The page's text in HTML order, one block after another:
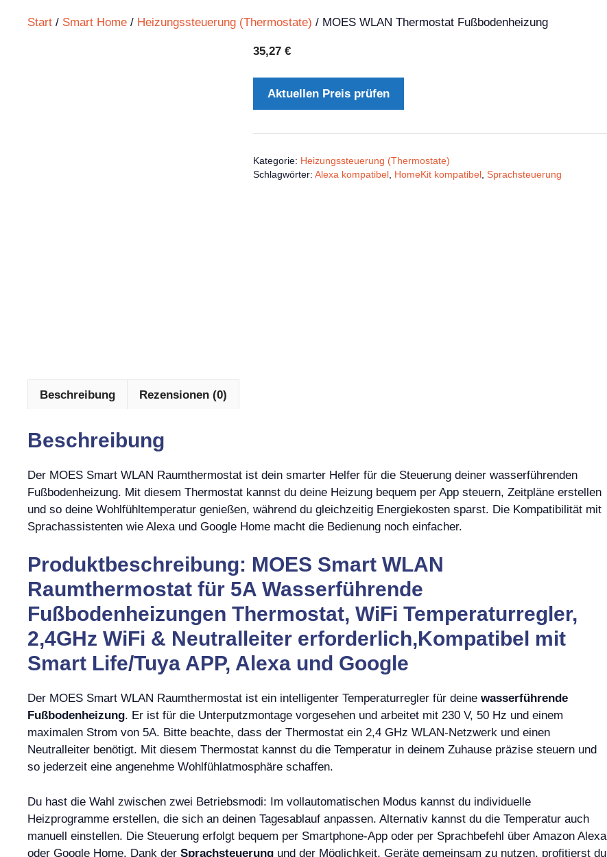
Start / Smart Home / Heizungssteuerung (Thermostate) / MOES WLAN Thermostat Fußbodenheizung
35,27€
Aktuellen Preis prüfen
Kategorie: Heizungssteuerung (Thermostate)
Schlagwörter:Alexa kompatibel HomeKit kompatibel ,Sprachsteuerung
Beschreibung Rezensionen (0)
Beschreibung
Der MOES Smart WLAN Raumthermostat ist dein smarter Helfer für die Steuerung deiner wasserführenden
Fußbodenheizung. Mit diesem Thermostat kannst du deine Heizung bequem per App steuern, Zeitpläne erstellen
und so deine Wohlfühltemperatur genießen, während du gleichzeitig Energiekosten sparst. Die Kompatibilität mit
Sprachassistenten wie Alexa und Google Home macht die Bedienung noch einfacher.
Produktbeschreibung: MOES Smart WLAN
Raumthermostat für 5A Wasserführende
Fußbodenheizungen Thermostat, WiFi Temperaturregler,
2,4GHz WiFi & Neutralleiter erforderlich,Kompatibel mit
Smart Life/Tuya APP, Alexa und Google
Der MOES Smart WLAN Raumthermostat ist ein intelligenter Temperaturregler für deine wasserführende
Fußbodenheizung. Er ist für die Unterputzmontage vorgesehen und arbeitet mit 230 V, 50 Hz und einem
maximalen Strom von 5A. Bitte beachte, dass der Thermostat ein 2,4 GHz WLAN-Netzwerk und einen
Neutralleiter benötigt. Mit diesem Thermostat kannst du die Temperatur in deinem Zuhause präzise steuern und
so jederzeit eine angenehme Wohlfühlatmosphäre schaffen.
Du hast die Wahl zwischen zwei Betriebsmodi: Im vollautomatischen Modus kannst du individuelle
Heizprogramme erstellen, die sich an deinen Tagesablauf anpassen. Alternativ kannst du die Temperatur auch
manuell einstellen. Die Steuerung erfolgt bequem per Smartphone-App oder per Sprachbefehl über Amazon Alexa
oder Google Home. Dank der Sprachsteuerung und der Möglichkeit, Geräte gemeinsam zu nutzen, profitierst du